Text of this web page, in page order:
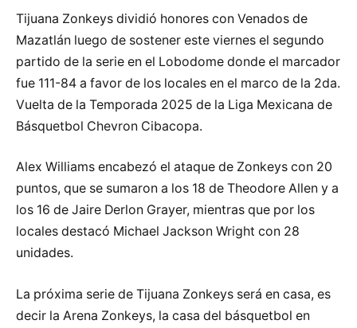
Tijuana Zonkeys dividió honores con Venados de
Mazatlán luego de sostener este viernes el segundo
partido de la serie en el Lobodome donde el marcador
fue 111-84 a favor de los locales en el marco de la 2da.
Vuelta de la Temporada 2025 de la Liga Mexicana de
Básquetbol Chevron Cibacopa.
Alex Williams encabezó el ataque de Zonkeys con 20
puntos, que se sumaron a los 18 de Theodore Allen y a
los 16 de Jaire Derlon Grayer, mientras que por los
locales destacó Michael Jackson Wright con 28
unidades.
La próxima serie de Tijuana Zonkeys será en casa, es
decir la Arena Zonkeys, la casa del básquetbol en